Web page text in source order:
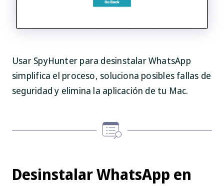
Usar SpyHunter para desinstalar WhatsApp
simplifica el proceso, soluciona posibles fallas de
seguridad y elimina la aplicación de tu Mac.
Desinstalar WhatsApp en